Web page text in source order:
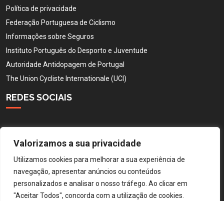
Valorizamos a sua privacidade
Utilizamos cookies para melhorar a sua experiência de
navegação, apresentar anúncios ou conteúdos
personalizados e analisar o nosso tráfego. Ao clicar em
"Aceitar Todos", concorda com a utilização de cookies.
Política de privacidade
Federação Portuguesa de Ciclismo
Informações sobre Seguros
Instituto Português do Desporto e Juventude
Autoridade Antidopagem de Portugal
The Union Cycliste Internationale (UCI)
REDES SOCIAIS